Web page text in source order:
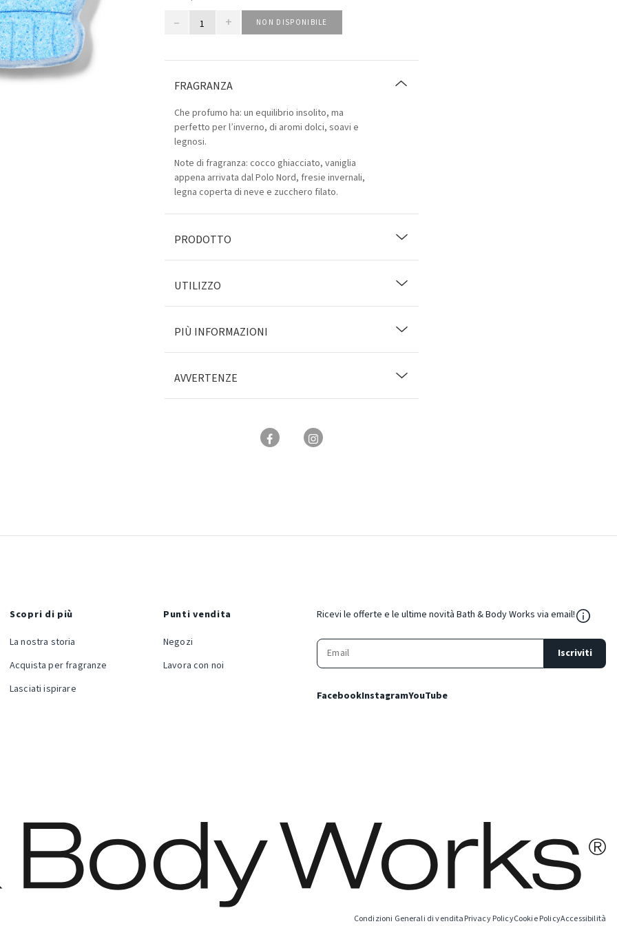
– + NON DISPONIBILE
FRAGRANZA
Che profumo ha: un equilibrio insolito, ma
perfetto per l’inverno, di aromi dolci, soavi e
legnosi.
Note di fragranza: cocco ghiacciato, vaniglia
appena arrivata dal Polo Nord, fresie invernali,
legna coperta di neve e zucchero filato.
PRODOTTO
UTILIZZO
PIÙ INFORMAZIONI
AVVERTENZE
Scopri di più
La nostra storia
Acquista per fragranze
Lasciati ispirare
Punti vendita
Negozi
Lavora con noi
Ricevi le offerte e le ultime novità Bath & Body Works via email!
Iscriviti
FacebookInstagramYouTube
Condizioni Generali di venditaPrivacy PolicyCookie PolicyAccessibilità